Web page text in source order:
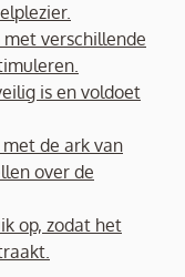
verschillende
is en voldoet
de ark van
over de
op, zodat het